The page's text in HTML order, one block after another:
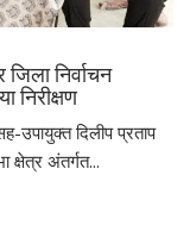
निर्वाचन
निरीक्षण
उपायुक्त दिलीप प्रताप
अंतर्गत...